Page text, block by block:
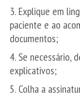
3. Explique em
paciente e ao
documentos;
4. Se necessário,
explicativos;
5. Colha a